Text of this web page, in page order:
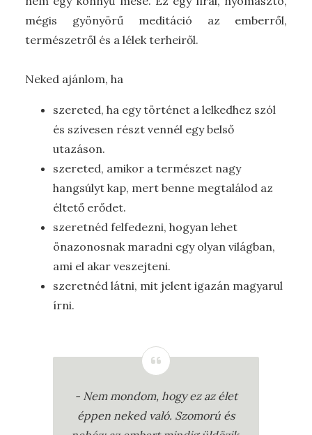
mégis gyönyörű meditáció az emberről,
természetről és a lélek terheiről.
Neked ajánlom, ha
szereted, ha egy történet a lelkedhez szól
és szívesen részt vennél egy belső
utazáson.
szereted, amikor a természet nagy
hangsúlyt kap, mert benne megtalálod az
éltető erődet.
szeretnéd felfedezni, hogyan lehet
önazonosnak maradni egy olyan világban,
ami el akar veszejteni.
szeretnéd látni, mit jelent igazán magyarul
írni.
- Nem mondom, hogy ez az élet
éppen neked való. Szomorú és